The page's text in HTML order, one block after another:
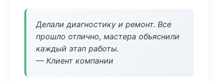
Делали диагностику и ремонт. Все
прошло отлично, мастера объяснили
каждый этап работы.
— Клиент компании